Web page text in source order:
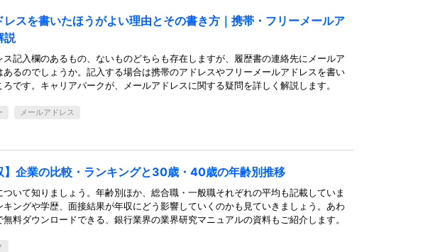
レスを書いたほうがよい理由とその書き方｜携帯・フリーメールア
説
記入欄のあるもの、ないものどちらも存在しますが、履歴書の連絡先にメールア
あるのでしょうか。記入する場合は携帯のアドレスやフリーメールアドレスを書い
です。キャリアパークが、メールアドレスに関する疑問を詳しく解説します。
メールアドレス
】企業の比較・ランキングと30歳・40歳の年齢別推移
ついて知りましょう。年齢別ほか、総合職・一般職それぞれの平均も記載していま
ングや学歴、面接結果が年収にどう影響していくのかも見ていきましょう。あわ
料ダウンロードできる、銀行業界の業界研究マニュアルの資料もご紹介します。